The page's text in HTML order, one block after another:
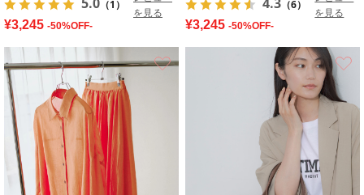
（1）
を見る
¥3,245 -50%OFF-
（6）
を見る
¥3,245 -50%OFF-